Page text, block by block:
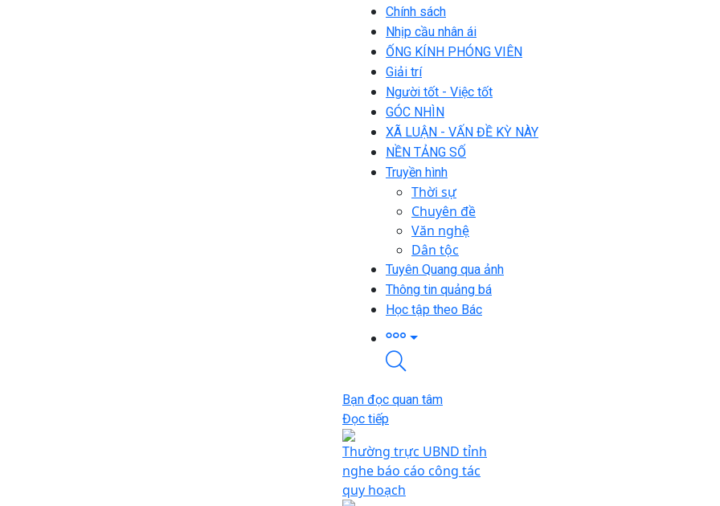
Chính sách
Nhịp cầu nhân ái
ỐNG KÍNH PHÓNG VIÊN
Giải trí
Người tốt - Việc tốt
GÓC NHÌN
XÃ LUẬN - VẤN ĐỀ KỲ NÀY
NỀN TẢNG SỐ
Truyền hình
Thời sự
Chuyên đề
Văn nghệ
Dân tộc
Tuyên Quang qua ảnh
Thông tin quảng bá
Học tập theo Bác
Bạn đọc quan tâm
Đọc tiếp
Thường trực UBND tỉnh
nghe báo cáo công tác
quy hoạch